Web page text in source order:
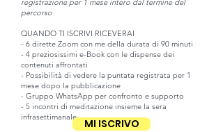
registrazione per 1 mese intero dal termine del
percorso
QUANDO TI ISCRIVI RICEVERAI
- 6 dirette Zoom con me della durata di 90 minuti
- 4 preziosissimi e-Book con le dispense dei
contenuti affrontati
- Possibilità di vedere la puntata registrata per 1
mese dopo la pubblicazione
- Gruppo WhatsApp per confronto e supporto
- 5 incontri di meditazione insieme la sera
infrasettimanale
MI ISCRIVO